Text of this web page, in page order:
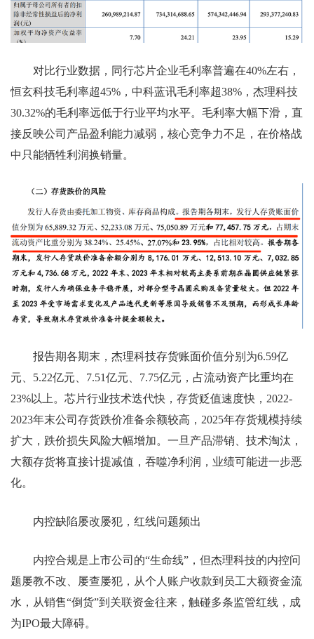
对比行业数据，同行芯片企业毛利率普遍在40%左右，
恒玄科技毛利率超45%，中科蓝讯毛利率超38%，杰理科技
30.32%的毛利率远低于行业平均水平。毛利率大幅下滑，直
接反映公司产品盈利能力减弱，核心竞争力不足，在价格战
中只能牺牲利润换销量。
报告期各期末，杰理科技存货账面价值分别为6.59亿
元、5.22亿元、7.51亿元、7.75亿元，占流动资产比重均在
23%以上。芯片行业技术迭代快，存货贬值速度快，2022-
2023年末公司存货跌价准备余额较高，2025年存货规模持续
扩大，跌价损失风险大幅增加。一旦产品滞销、技术淘汰，
大额存货将直接计提减值，吞噬净利润，业绩可能进一步恶
化。
内控缺陷屡改屡犯，红线问题频出
内控合规是上市公司的“生命线”，但杰理科技的内控问
题屡教不改、屡查屡犯，从个人账户收款到员工大额资金流
水，从销售“倒货”到关联资金往来，触碰多条监管红线，成
为IPO最大障碍。